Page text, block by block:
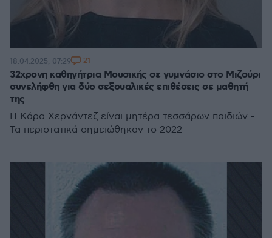
32χρονη καθηγήτρια Μουσικής σε γυμνάσιο στο Μιζούρι
συνελήφθη για δύο σεξουαλικές επιθέσεις σε μαθητή
της
Η Κάρα Χερνάντεζ είναι μητέρα τεσσάρων παιδιών -
Τα περιστατικά σημειώθηκαν το 2022
18.04.2025, 07:29 21